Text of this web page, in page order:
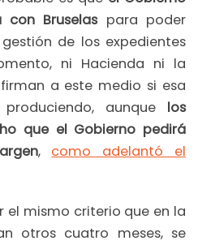
Bruselas para poder
de los expedientes
ni Hacienda ni la
a este medio si esa
aunque los
que el Gobierno pedirá
, como adelantó el
el mismo criterio que en la
otros cuatro meses, se